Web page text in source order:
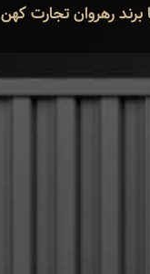
برند رهروان تجارت کهن